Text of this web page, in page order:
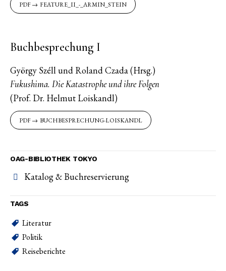
FEATURE_II_-_ARMIN_STEIN
Buchbesprechung I
György Széll und Roland Czada (Hrsg.)
Fukushima. Die Katastrophe und ihre Folgen
(Prof. Dr. Helmut Loiskandl)
BUCHBESPRECHUNG-LOISKANDL
OAG-BIBLIOTHEK TOKYO
Katalog & Buchreservierung
TAGS
Literatur
Politik
Reiseberichte